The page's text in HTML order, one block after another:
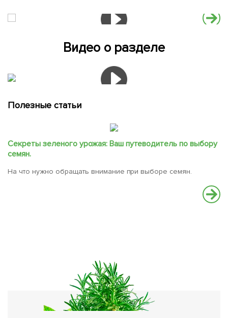
Видео о разделе
Полезные статьи
Секреты зеленого урожая: Ваш путеводитель по выбору
семян.
На что нужно обращать внимание при выборе семян.